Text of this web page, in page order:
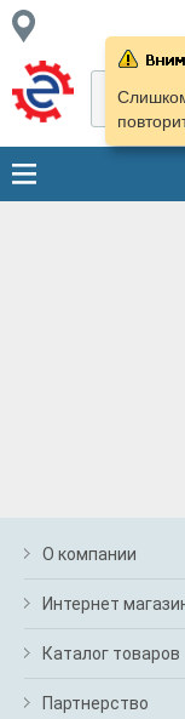
О компании
Интернет
Каталог товаров
Партнерство